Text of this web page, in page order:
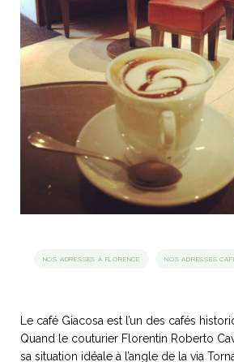
LIRE
ITALIEN
joie de vivre
SUBLIME ! LE DÉCOR ITALIEN
LIRE
Lucia
ARTISANAT ITALIEN
Les cuirs de
Toscane
ET FUGUEUSES
AND I WEBSERIE
Dolce Follia
NOS ADRESSES À FLORENCE NOS ADRESSES
Le café Giacosa est l’un des cafés
Quand le couturier Florentin Roberto
sa situation idéale à l’angle de la via